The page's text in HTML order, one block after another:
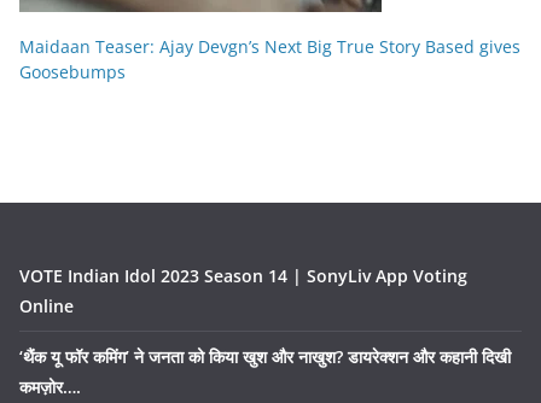
Maidaan Teaser: Ajay Devgn’s Next Big True Story Based gives
Goosebumps
VOTE Indian Idol 2023 Season 14 | SonyLiv App Voting
Online
‘थैंक यू फॉर कमिंग’ ने जनता को किया खुश और नाखुश? डायरेक्शन और कहानी दिखी
कमज़ोर….